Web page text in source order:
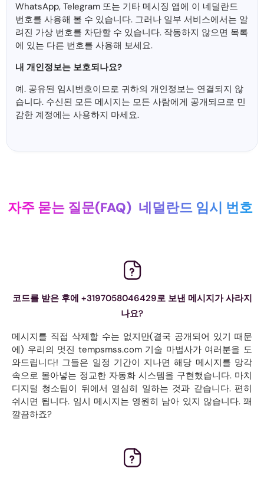
WhatsApp, Telegram 또는 기타 메시징 앱에 이 네덜란드
번호를 사용해 볼 수 있습니다. 그러나 일부 서비스에서는 알
려진 가상 번호를 차단할 수 있습니다. 작동하지 않으면 목록
에 있는 다른 번호를 사용해 보세요.
내 개인정보는 보호되나요?
예. 공유된 임시번호이므로 귀하의 개인정보는 연결되지 않
습니다. 수신된 모든 메시지는 모든 사람에게 공개되므로 민
감한 계정에는 사용하지 마세요.
자주 묻는 질문(FAQ) 네덜란드 임시 번호
코드를 받은 후에 +3197058046429로 보낸 메시지가 사라지
나요?
메시지를 직접 삭제할 수는 없지만(결국 공개되어 있기 때문
에) 우리의 멋진 tempsmss.com 기술 마법사가 여러분을 도
와드립니다! 그들은 일정 기간이 지나면 해당 메시지를 망각
속으로 몰아넣는 정교한 자동화 시스템을 구현했습니다. 마치
디지털 청소팀이 뒤에서 열심히 일하는 것과 같습니다. 편히
쉬시면 됩니다. 임시 메시지는 영원히 남아 있지 않습니다. 꽤
깔끔하죠?